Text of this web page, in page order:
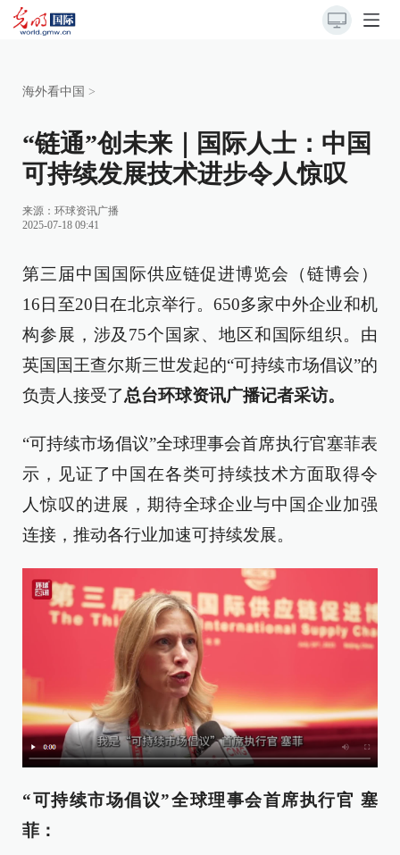
海外看中国 >
“链通”创未来｜国际人士：中国
可持续发展技术进步令人惊叹
来源： 环球资讯广播
2025-07-18 09:41
第三届中国国际供应链促进博览会（链博会）
16日至20日在北京举行。650多家中外企业和机
构参展，涉及75个国家、地区和国际组织。由
英国国王查尔斯三世发起的“可持续市场倡议”的
负责人接受了总台环球资讯广播记者采访。
“可持续市场倡议”全球理事会首席执行官塞菲表
示，见证了中国在各类可持续技术方面取得令
人惊叹的进展，期待全球企业与中国企业加强
连接，推动各行业加速可持续发展。
“可持续市场倡议”全球理事会首席执行官 塞
菲：